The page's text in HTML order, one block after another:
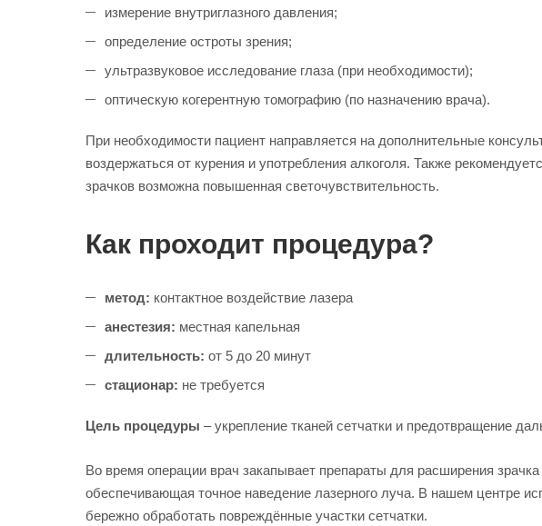
измерение внутриглазного давления;
определение остроты зрения;
ультразвуковое исследование глаза (при необходимости);
оптическую когерентную томографию (по назначению врача).
При необходимости пациент направляется на дополнительные
воздержаться от курения и употребления алкоголя. Также
зрачков возможна повышенная светочувствительность.
Как проходит процедура?
метод: контактное воздействие лазера
анестезия: местная капельная
длительность: от 5 до 20 минут
стационар: не требуется
Цель процедуры – укрепление тканей сетчатки и предотвращение
Во время операции врач закапывает препараты для расширения
обеспечивающая точное наведение лазерного луча. В нашем центре
бережно обработать повреждённые участки сетчатки.